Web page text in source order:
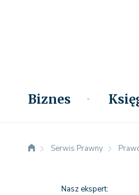
Biznes
Serwis Prawny
Nasz ekspert: